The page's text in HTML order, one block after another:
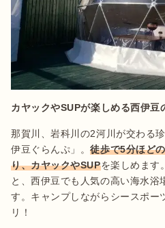
カヤックやSUPが楽しめる西伊豆
那賀川、岩科川の2河川が交わる
伊豆ぐらんぷ」。徒歩で5分ほど
り、カヤックやSUPを楽しめます
と、西伊豆でも人気の高い海水浴
す。キャンプしながらシースポー
リ！